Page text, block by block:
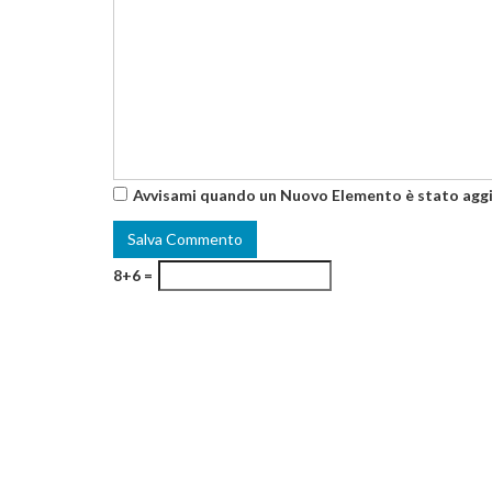
Avvisami quando un Nuovo Elemento è stato
8+6 =